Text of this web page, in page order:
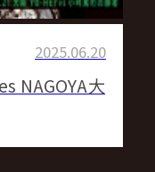
2025.06.20
NAGOYA大